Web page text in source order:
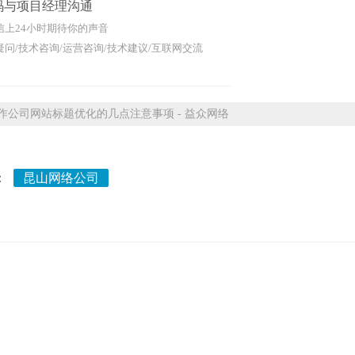
与项目经理沟通
上24小时期待你的声音
问/技术咨询/运营咨询/技术建议/互联网交流
公司网站标题优化的几点注意事项 - 益众网络
昆山网络公司